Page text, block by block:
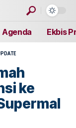
Agenda Ekbis
ke